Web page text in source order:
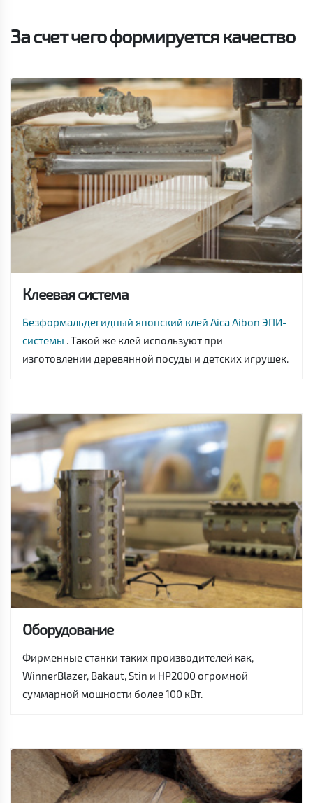
За счет чего формируется качество
Клеевая система
Безформальдегидный японский клей Aica Aibon ЭПИ-
системы . Такой же клей используют при
изготовлении деревянной посуды и детских игрушек.
Оборудование
Фирменные станки таких производителей как,
WinnerBlazer, Bakaut, Stin и HP2000 огромной
суммарной мощности более 100 кВт.